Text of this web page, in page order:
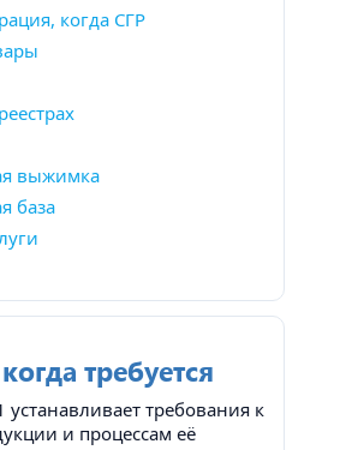
когда СГР
выжимка
база
требуется
требования к
и процессам её